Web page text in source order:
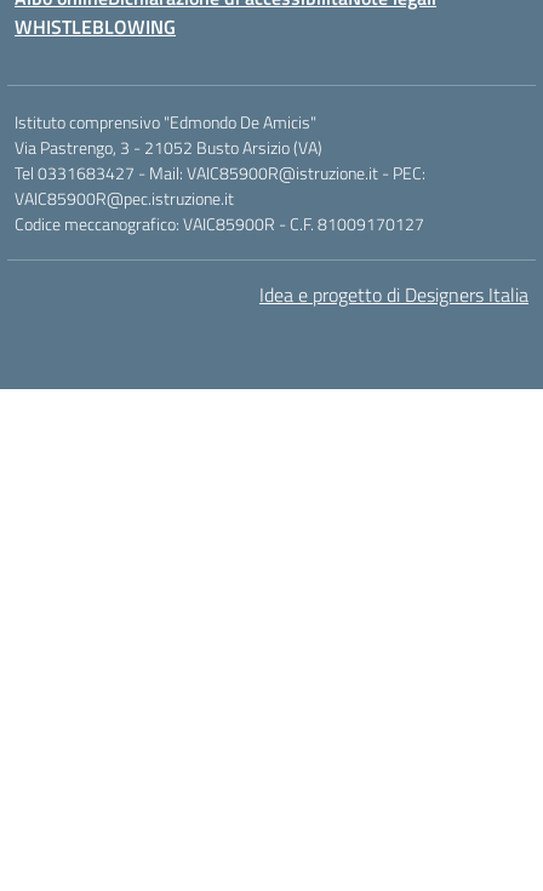
WHISTLEBLOWING
Istituto comprensivo "Edmondo De Amicis"
Via Pastrengo, 3 - 21052 Busto Arsizio (VA)
Tel 0331683427 - Mail: VAIC85900R@istruzione.it - PEC:
VAIC85900R@pec.istruzione.it
Codice meccanografico: VAIC85900R - C.F. 81009170127
Idea e progetto di Designers Italia